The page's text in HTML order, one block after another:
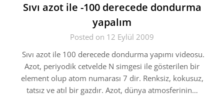
Sıvı azot ile -100 derecede dondurma
yapalım
Posted on 12 Eylül 2009
Sıvı azot ile 100 derecede dondurma yapımı videosu.
Azot, periyodik cetvelde N simgesi ile gösterilen bir
element olup atom numarası 7 dir. Renksiz, kokusuz,
tatsız ve atıl bir gazdır. Azot, dünya atmosferinin…